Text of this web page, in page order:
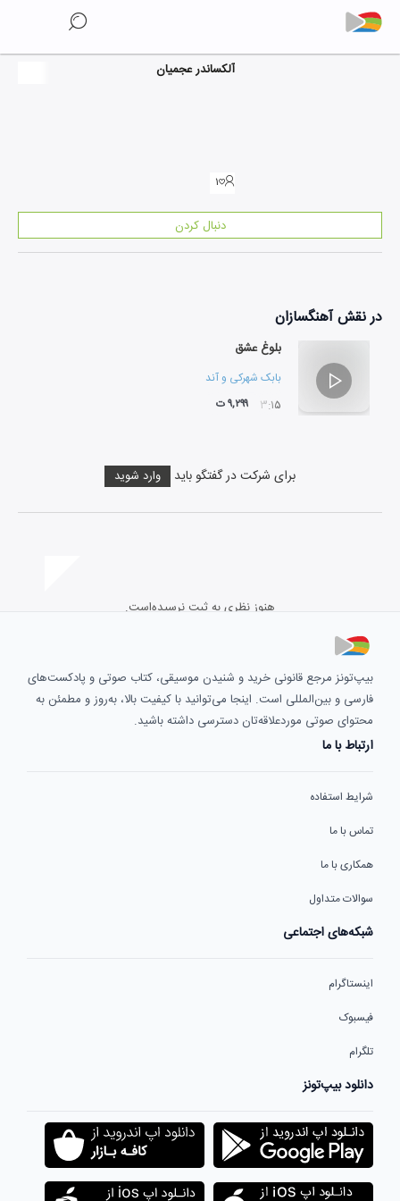
آلکساندر عجمیان
۱
دنبال کردن
در نقشآهنگسازان
بلوغ عشق
بابک شهرکی و آندره آرزومانیان
۰۳:۱۵ ۹,۲۹۹ ت
برای شرکت در گفتگو باید وارد شوید
هنوز نظری به ثبت نرسیده‌است.
بیپ‌تونز مرجع قانونی خرید و شنیدن موسیقی، کتاب صوتی و پادکست‌های
فارسی و بین‌المللی است. اینجا می‌توانید با کیفیت بالا، به‌روز و مطمئن به
محتوای صوتی موردعلاقه‌تان دسترسی داشته باشید.
ارتباط با ما
شرایط استفاده
تماس با ما
همکاری با ما
سوالات متداول
شبکه‌های اجتماعی
اینستاگرام
فیسبوک
تلگرام
دانلود بیپ‌تونز